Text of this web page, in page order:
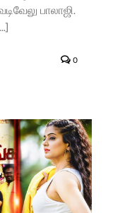
பாலாஜி.
0